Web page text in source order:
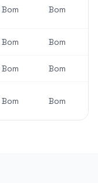
Bom Bom
Bom Bom
Bom Bom
Bom Bom